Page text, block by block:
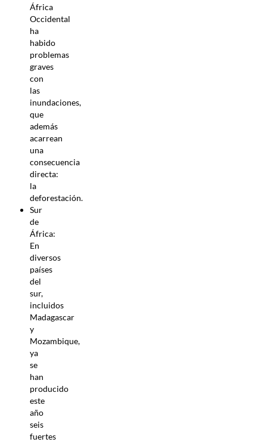
África
Occidental
ha
habido
problemas
graves
con
las
inundaciones,
que
además
acarrean
una
consecuencia
directa:
la
deforestación.
Sur
de
África:
En
diversos
países
del
sur,
incluidos
Madagascar
y
Mozambique,
ya
se
han
producido
este
año
seis
fuertes